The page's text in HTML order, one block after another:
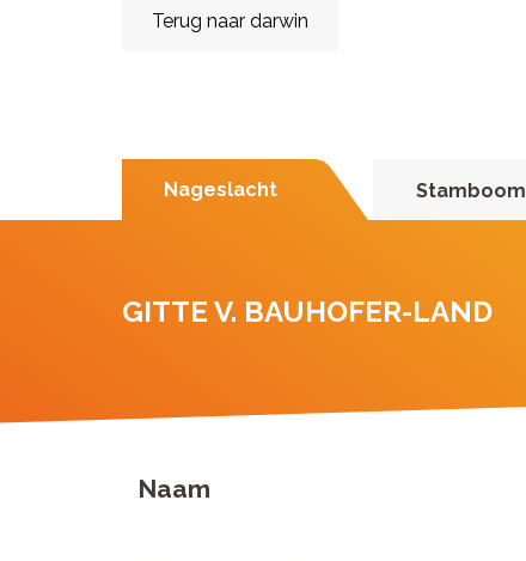
Terug naar darwin
Nageslacht Stamboom
GITTE V. BAUHOFER-LAND
Naam